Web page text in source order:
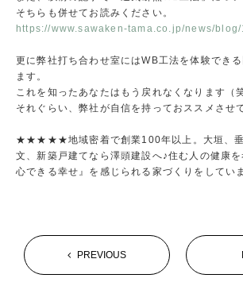
そちらも併せてお読みください。
https://www.sawaken-tama.co.jp/news/
更に弊社打ち合わせ室にはWB工法を体験でき
ます。
これを知ったあなたはもう戻れなくなります（笑
それぐらい、弊社が自信を持っておススメさせ
★★★★★地域密着で創業100年以上。大垣、垂
文、新築戸建てなら澤頭建設へ♪住む人の健康
心できる幸せ』を感じられる家づくりをし
PREVIOUS